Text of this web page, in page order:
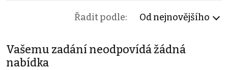
Řadit podle: Od nejnovějšího
Vašemu zadání neodpovídá žádná
nabídka